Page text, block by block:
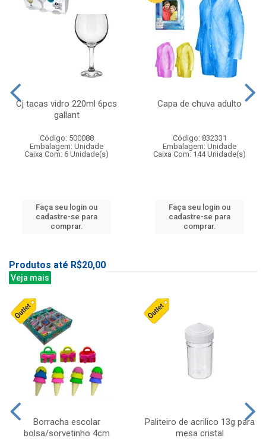
Cj tacas vidro 220ml 6pcs
gallant
Código: 500088
Embalagem: Unidade
Caixa Com: 6 Unidade(s)
Faça seu login ou
cadastre-se para
comprar.
Capa de chuva adulto
Código: 832331
Embalagem: Unidade
Caixa Com: 144 Unidade(s)
Faça seu login ou
cadastre-se para
comprar.
Produtos até R$20,00
Veja mais
Borracha escolar
bolsa/sorvetinho 4cm
Paliteiro de acrilico 13g para
mesa cristal